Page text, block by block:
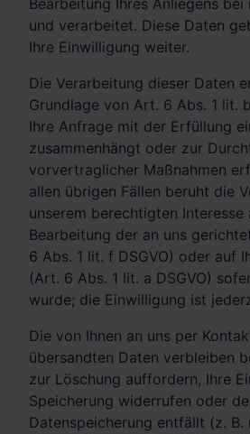
Bearbeitung Ihres Anliegens
und verarbeitet. Diese Daten
Ihre Einwilligung weiter.
Die Verarbeitung dieser Daten
Grundlage von Art. 6 Abs. 1 lit.
Ihre Anfrage mit der Erfüllung
zusammenhängt oder zur
vorvertraglicher Maßnahmen
allen übrigen Fällen beruht die
unserem berechtigten
Bearbeitung der an uns
6 Abs. 1 lit. f DSGVO) oder auf
(Art. 6 Abs. 1 lit. a DSGVO)
wurde; die Einwilligung ist
Die von Ihnen an uns per
übersandten Daten verbleiben
zur Löschung auffordern, Ihre
Speicherung widerrufen oder
Datenspeicherung entfällt (z. B.